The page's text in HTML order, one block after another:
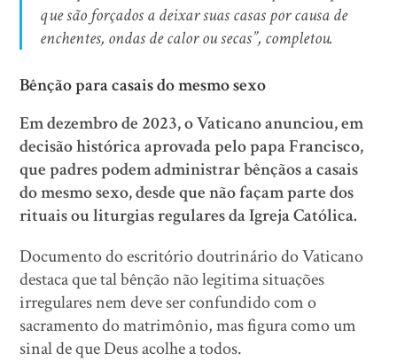
que são forçados a deixar suas casas por causa de
enchentes, ondas de calor ou secas”, completou.
Bênção para casais do mesmo sexo
Em dezembro de 2023, o Vaticano anunciou, em
decisão histórica aprovada pelo papa Francisco,
que padres podem administrar bênçãos a casais
do mesmo sexo, desde que não façam parte dos
rituais ou liturgias regulares da Igreja Católica.
Documento do escritório doutrinário do Vaticano
destaca que tal bênção não legitima situações
irregulares nem deve ser confundido com o
sacramento do matrimônio, mas figura como um
sinal de que Deus acolhe a todos.